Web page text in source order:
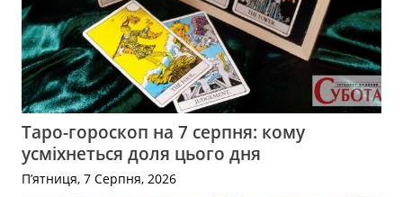
Таро-гороскоп на 7 серпня: кому
усміхнеться доля цього дня
П’ятниця, 7 Серпня, 2026